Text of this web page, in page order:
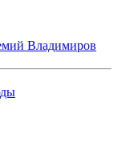
Владимиров